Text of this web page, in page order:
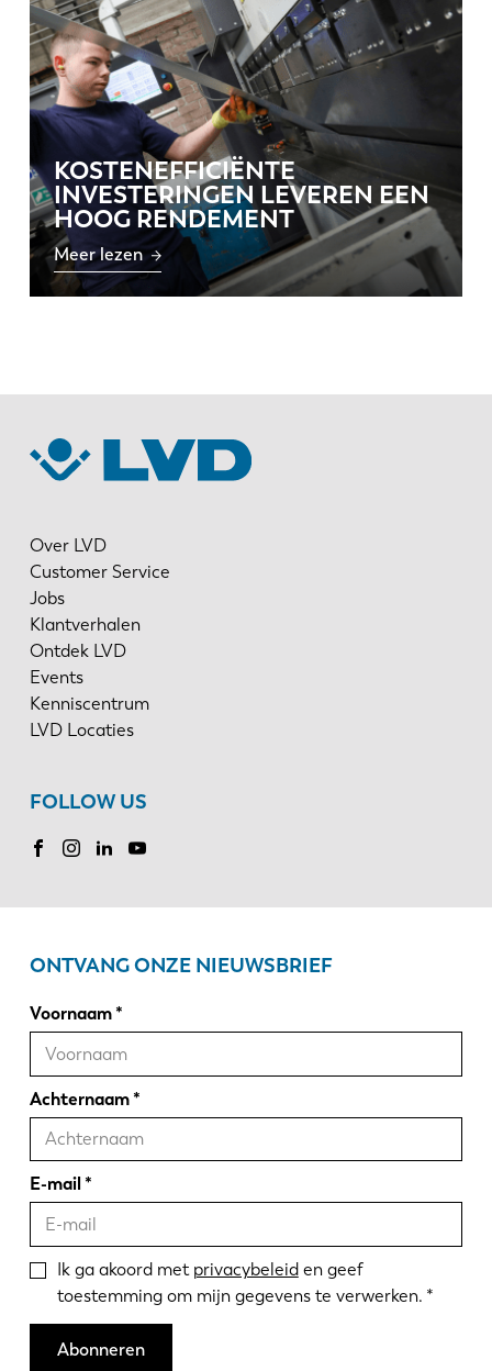
KOSTENEFFICIËNTE
INVESTERINGEN LEVEREN EEN
HOOG RENDEMENT
Meer lezen
Over LVD
Customer Service
Jobs
Klantverhalen
Ontdek LVD
Events
Kenniscentrum
LVD Locaties
FOLLOW US
ONTVANG ONZE NIEUWSBRIEF
Voornaam
Achternaam
E-mail
Ik ga akoord met privacybeleiden geef
toestemming om mijn gegevens te verwerken.
Abonneren